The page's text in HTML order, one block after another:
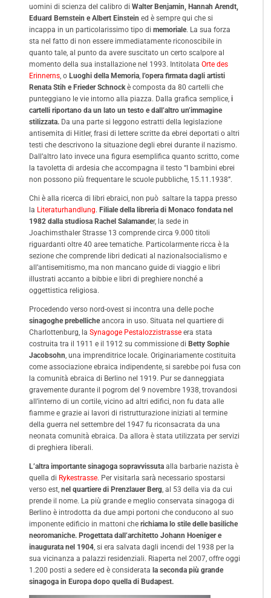
uomini di scienza del calibro di Walter Benjamin, Hannah Arendt,
Eduard Bernstein e Albert Einstein ed è sempre qui che si
incappa in un particolarissimo tipo di memoriale. La sua forza
sta nel fatto di non essere immediatamente riconoscibile in
quanto tale, al punto da avere suscitato un certo scalpore al
momento della sua installazione nel 1993. Intitolata Orte des
Erinnerns, o Luoghi della Memoria, l’opera firmata dagli artisti
Renata Stih e Frieder Schnockè composta da 80 cartelli che
punteggiano le vie intorno alla piazza. Dalla grafica semplice, i
cartelli riportano da un lato un testo e dall’altro un’immagine
stilizzata. Da una parte si leggono estratti della legislazione
antisemita di Hitler, frasi di lettere scritte da ebrei deportati o altri
testi che descrivono la situazione degli ebrei durante il nazismo.
Dall’altro lato invece una figura esemplifica quanto scritto, come
la tavoletta di ardesia che accompagna il testo “I bambini ebrei
non possono più frequentare le scuole pubbliche, 15.11.1938”.
Chi è alla ricerca di libri ebraici, non può saltare la tappa presso
la Literaturhandlung. Filiale della libreria di Monaco fondata nel
1982 dalla studiosa Rachel Salamander, la sede in
Joachimsthaler Strasse 13 comprende circa 9.000 titoli
riguardanti oltre 40 aree tematiche. Particolarmente ricca è la
sezione che comprende libri dedicati al nazionalsocialismo e
all’antisemitismo, ma non mancano guide di viaggio e libri
illustrati accanto a bibbie e libri di preghiere nonché a
oggettistica religiosa.
Procedendo verso nord-ovest si incontra una delle poche
sinagoghe prebellicheancora in uso. Situata nel quartiere di
Charlottenburg, la Synagoge Pestalozzistrasse era stata
costruita tra il 1911 e il 1912 su commissione di Betty Sophie
Jacobsohn, una imprenditrice locale. Originariamente costituita
come associazione ebraica indipendente, si sarebbe poi fusa con
la comunità ebraica di Berlino nel 1919. Pur se danneggiata
gravemente durante il pogrom del 9 novembre 1938, trovandosi
all’interno di un cortile, vicino ad altri edifici, non fu data alle
fiamme e grazie ai lavori di ristrutturazione iniziati al termine
della guerra nel settembre del 1947 fu riconsacrata da una
neonata comunità ebraica. Da allora è stata utilizzata per servizi
di preghiera liberali.
L’altra importante sinagoga sopravvissuta alla barbarie nazista è
quella di Rykestrasse. Per visitarla sarà necessario spostarsi
verso est, nel quartiere di Prenzlauer Berg, al 53 della via da cui
prende il nome. La più grande e meglio conservata sinagoga di
Berlino è introdotta da due ampi portoni che conducono al suo
imponente edificio in mattoni che richiama lo stile delle basiliche
neoromaniche. Progettata dall’architetto Johann Hoeniger e
inaugurata nel 1904, si era salvata dagli incendi del 1938 per la
sua vicinanza a palazzi residenziali. Riaperta nel 2007, offre oggi
1.200 posti a sedere ed è considerata la seconda più grande
sinagoga in Europa dopo quella di Budapest.